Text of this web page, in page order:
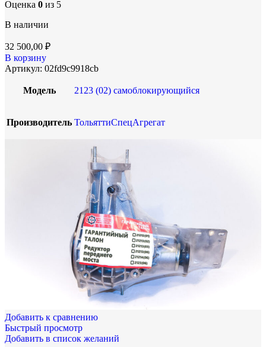
Оценка 0 из 5
В наличии
32 500,00 ₽
В корзину
Артикул: 02fd9c9918cb
Модель 2123 (02) самоблокирующийся
Производитель ТольяттиСпецАгрегат
Добавить к сравнению
Быстрый просмотр
Добавить в список желаний